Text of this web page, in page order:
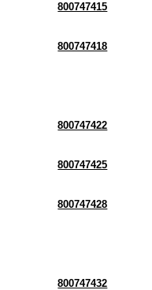
800747415
800747418
800747422
800747425
800747428
800747432